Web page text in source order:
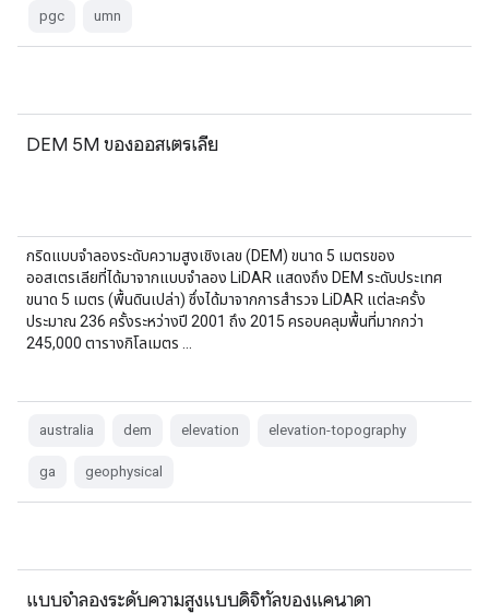
pgc umn
DEM 5M ของออสเตรเลีย
กริดแบบจำลองระดับความสูงเชิงเลข (DEM) ขนาด 5 เมตรของ
ออสเตรเลียที่ได้มาจากแบบจำลอง LiDAR แสดงถึง DEM ระดับประเทศ
ขนาด 5 เมตร (พื้นดินเปล่า) ซึ่งได้มาจากการสำรวจ LiDAR แต่ละครั้ง
ประมาณ 236 ครั้งระหว่างปี 2001 ถึง 2015 ครอบคลุมพื้นที่มากกว่า
245,000 ตารางกิโลเมตร …
australia dem elevation elevation-topography
ga geophysical
แบบจำลองระดับความสูงแบบดิจิทัลของแคนาดา